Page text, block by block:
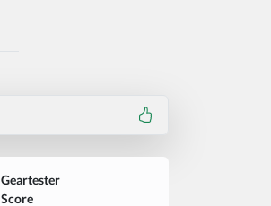
Geartester
Score